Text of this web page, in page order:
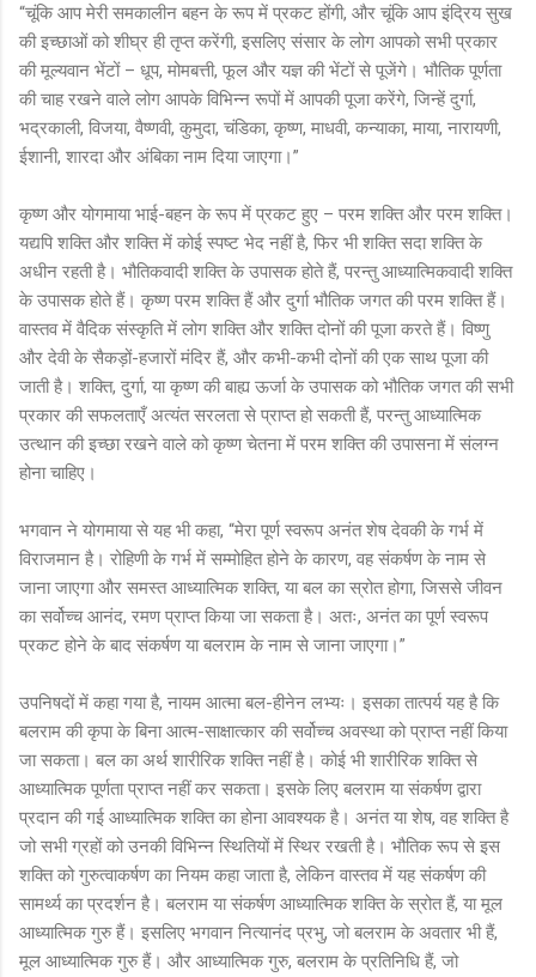
“चूंकि आप मेरी समकालीन बहन के रूप में प्रकट होंगी, और चूंकि आप इंद्रिय सुख
की इच्छाओं को शीघ्र ही तृप्त करेंगी, इसलिए संसार के लोग आपको सभी प्रकार
की मूल्यवान भेंटों – धूप, मोमबत्ती, फूल और यज्ञ की भेंटों से पूजेंगे। भौतिक पूर्णता
की चाह रखने वाले लोग आपके विभिन्न रूपों में आपकी पूजा करेंगे, जिन्हें दुर्गा,
भद्रकाली, विजया, वैष्णवी, कुमुदा, चंडिका, कृष्ण, माधवी, कन्याका, माया, नारायणी,
ईशानी, शारदा और अंबिका नाम दिया जाएगा।”
कृष्ण और योगमाया भाई-बहन के रूप में प्रकट हुए – परम शक्ति और परम शक्ति।
यद्यपि शक्ति और शक्ति में कोई स्पष्ट भेद नहीं है, फिर भी शक्ति सदा शक्ति के
अधीन रहती है। भौतिकवादी शक्ति के उपासक होते हैं, परन्तु आध्यात्मिकवादी शक्ति
के उपासक होते हैं। कृष्ण परम शक्ति हैं और दुर्गा भौतिक जगत की परम शक्ति हैं।
वास्तव में वैदिक संस्कृति में लोग शक्ति और शक्ति दोनों की पूजा करते हैं। विष्णु
और देवी के सैकड़ों-हजारों मंदिर हैं, और कभी-कभी दोनों की एक साथ पूजा की
जाती है। शक्ति, दुर्गा, या कृष्ण की बाह्य ऊर्जा के उपासक को भौतिक जगत की सभी
प्रकार की सफलताएँ अत्यंत सरलता से प्राप्त हो सकती हैं, परन्तु आध्यात्मिक
उत्थान की इच्छा रखने वाले को कृष्ण चेतना में परम शक्ति की उपासना में संलग्न
होना चाहिए।
भगवान ने योगमाया से यह भी कहा, “मेरा पूर्ण स्वरूप अनंत शेष देवकी के गर्भ में
विराजमान है। रोहिणी के गर्भ में सम्मोहित होने के कारण, वह संकर्षण के नाम से
जाना जाएगा और समस्त आध्यात्मिक शक्ति, या बल का स्रोत होगा, जिससे जीवन
का सर्वोच्च आनंद, रमण प्राप्त किया जा सकता है। अतः, अनंत का पूर्ण स्वरूप
प्रकट होने के बाद संकर्षण या बलराम के नाम से जाना जाएगा।”
उपनिषदों में कहा गया है, नायम आत्मा बल-हीनेन लभ्यः। इसका तात्पर्य यह है कि
बलराम की कृपा के बिना आत्म-साक्षात्कार की सर्वोच्च अवस्था को प्राप्त नहीं किया
जा सकता। बल का अर्थ शारीरिक शक्ति नहीं है। कोई भी शारीरिक शक्ति से
आध्यात्मिक पूर्णता प्राप्त नहीं कर सकता। इसके लिए बलराम या संकर्षण द्वारा
प्रदान की गई आध्यात्मिक शक्ति का होना आवश्यक है। अनंत या शेष, वह शक्ति है
जो सभी ग्रहों को उनकी विभिन्न स्थितियों में स्थिर रखती है। भौतिक रूप से इस
शक्ति को गुरुत्वाकर्षण का नियम कहा जाता है, लेकिन वास्तव में यह संकर्षण की
सामर्थ्य का प्रदर्शन है। बलराम या संकर्षण आध्यात्मिक शक्ति के स्रोत हैं, या मूल
आध्यात्मिक गुरु हैं। इसलिए भगवान नित्यानंद प्रभु, जो बलराम के अवतार भी हैं,
मूल आध्यात्मिक गुरु हैं। और आध्यात्मिक गुरु, बलराम के प्रतिनिधि हैं, जो